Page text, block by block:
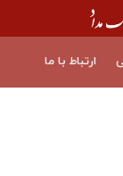
ارتباط با ما